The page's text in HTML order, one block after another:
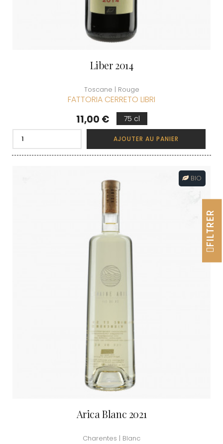
Liber 2014
Toscane | Rouge
FATTORIA CERRETO LIBRI
Prix
11,00 € 75 cl
AJOUTER AU PANIER
BIO
Arica Blanc 2021
Charentes | Blanc
FILTRER